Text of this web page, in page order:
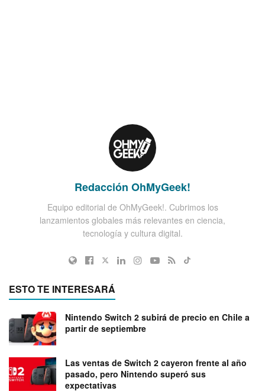
Redacción OhMyGeek!
Equipo editorial de OhMyGeek!. Cubrimos los
lanzamientos globales más relevantes en ciencia,
tecnología y cultura digital.
ESTO TE INTERESARÁ
Nintendo Switch 2 subirá de precio en Chile a
partir de septiembre
Las ventas de Switch 2 cayeron frente al año
pasado, pero Nintendo superó sus
expectativas